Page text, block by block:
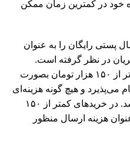
خود در کمترین زمان ممکن
پستی رایگان را به عنوان
در نظر گرفته است.
ارسال کلیه سفارشات با مبلغ بالاتر از ۱۵۰ هزار تومان بصورت
می‌پذیرد و هیچ گونه هزینه‌ای
بابت ارسال کالا دریافت نخواهد شد. در خریدهای کمتر از ۱۵۰
تومان به عنوان هزینه ارسال منظور